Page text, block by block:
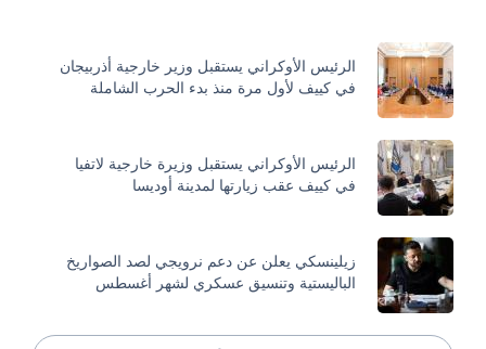
الرئيس الأوكراني يستقبل وزير خارجية أذربيجان
في كييف لأول مرة منذ بدء الحرب الشاملة
الرئيس الأوكراني يستقبل وزيرة خارجية لاتفيا
في كييف عقب زيارتها لمدينة أوديسا
زيلينسكي يعلن عن دعم نرويجي لصد الصواريخ
الباليستية وتنسيق عسكري لشهر أغسطس